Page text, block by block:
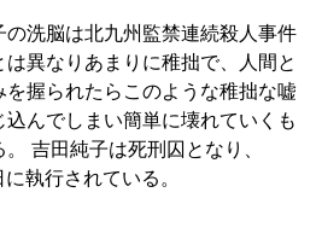
の洗脳は北九州監禁連続殺人事件
異なりあまりに稚拙で、人間と
を握られたらこのような稚拙な嘘
込んでしまい簡単に壊れていくも
吉田純子は死刑囚となり、
執行されている。